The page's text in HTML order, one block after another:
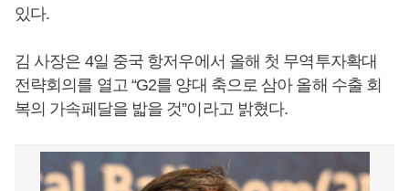
있다.
김 사장은 4일 중국 항저우에서 올해 첫 무역투자확대
전략회의를 열고 “G2를 양대 축으로 삼아 올해 수출 회
복의 가속페달을 밟을 것”이라고 밝혔다.